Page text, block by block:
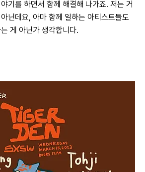
기를 하면서 함께 해결해 나가죠. 저는 거
닌데요, 아마 함께 일하는 아티스트들도
게 아닌가 생각합니다.